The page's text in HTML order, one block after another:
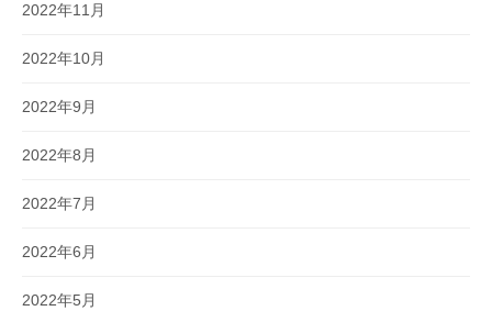
2022年11月
2022年10月
2022年9月
2022年8月
2022年7月
2022年6月
2022年5月